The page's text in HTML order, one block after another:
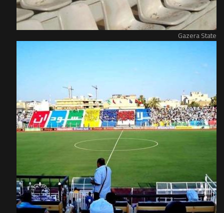
Gazera State